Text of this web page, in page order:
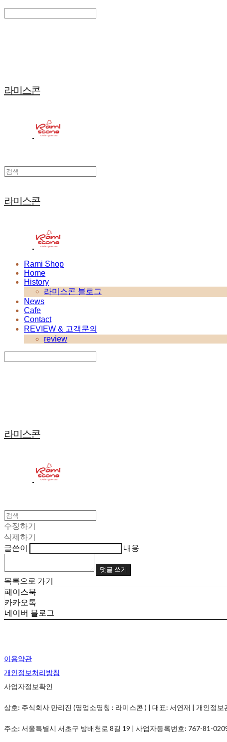
라미스콘
라미스콘
Rami Shop
Home
History
라미스콘 블로그
News
Cafe
Contact
REVIEW & 고객문의
review
라미스콘
수정하기
삭제하기
글쓴이
내용
댓글 쓰기
목록으로 가기
페이스북
카카오톡
네이버 블로그
이용약관
개인정보처리방침
사업자정보확인
상호: 주식회사 만리진 (영업소명칭 : 라미스콘 ) | 대표: 서연재 | 개인정
주소: 서울특별시 서초구 방배천로 8길 19 | 사업자등록번호: 767-81-